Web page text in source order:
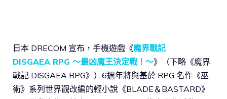
日本 DRECOM 宣布，手機遊戲《魔界戰記
DISGAEA RPG ～最凶魔王決定戰！～》（下略《魔界
戰記 DISGAEA RPG》）6週年將與基於 RPG 名作《巫
術》系列世界觀改編的輕小說《BLADE＆BASTARD》